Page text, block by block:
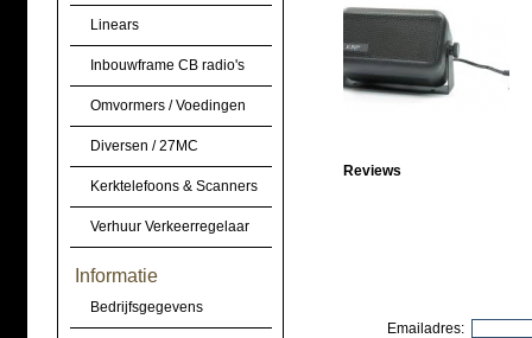
Linears
Inbouwframe CB radio's
Omvormers / Voedingen
Diversen / 27MC
Kerktelefoons & Scanners
Verhuur Verkeerregelaar
Informatie
Bedrijfsgegevens
Reviews
Emailadres: